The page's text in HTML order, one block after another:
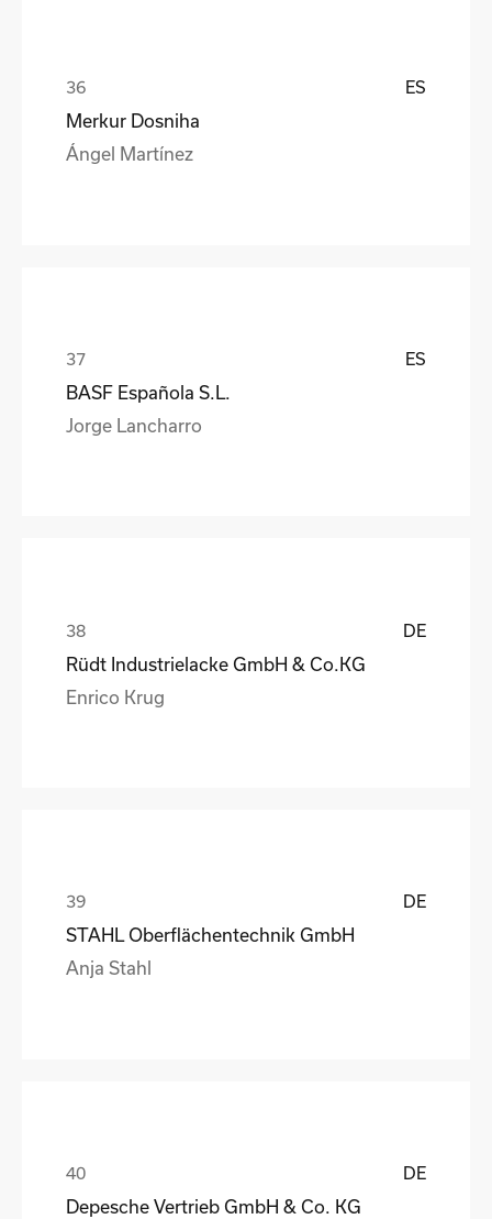
ES
Merkur Dosniha
Ángel Martínez
ES
BASF Española S.L.
Jorge Lancharro
DE
Rüdt Industrielacke GmbH & Co.KG
Enrico Krug
DE
STAHL Oberflächentechnik GmbH
Anja Stahl
DE
Depesche Vertrieb GmbH & Co. KG